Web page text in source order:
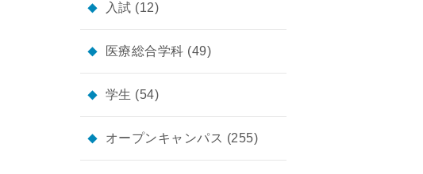
入試 (12)
医療総合学科 (49)
学生 (54)
オープンキャンパス (255)